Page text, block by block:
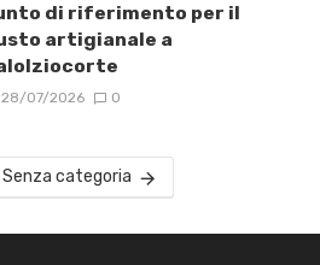
di riferimento per il
artigianale a
28/07/2026 0
Senza categoria